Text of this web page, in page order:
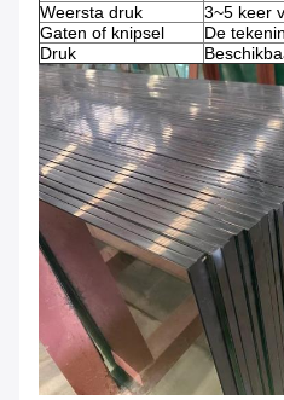
Weersta druk
3~5 keer
Gaten of knipsel
De
Druk